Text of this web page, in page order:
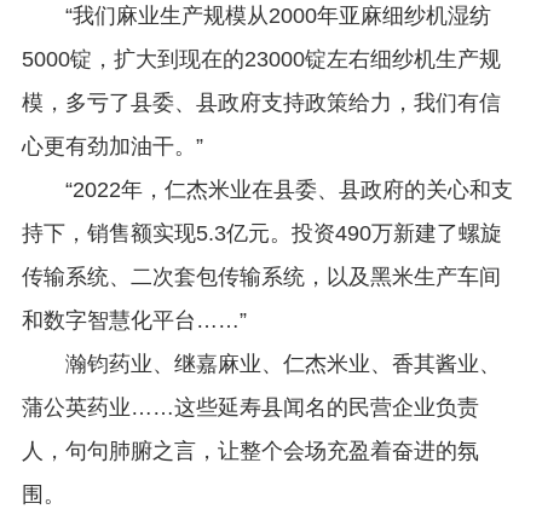
“我们麻业生产规模从2000年亚麻细纱机湿纺
5000锭，扩大到现在的23000锭左右细纱机生产规
模，多亏了县委、县政府支持政策给力，我们有信
心更有劲加油干。”
“2022年，仁杰米业在县委、县政府的关心和支
持下，销售额实现5.3亿元。投资490万新建了螺旋
传输系统、二次套包传输系统，以及黑米生产车间
和数字智慧化平台……”
瀚钧药业、继嘉麻业、仁杰米业、香其酱业、
蒲公英药业……这些延寿县闻名的民营企业负责
人，句句肺腑之言，让整个会场充盈着奋进的氛
围。